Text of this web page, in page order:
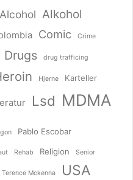
Alcohol Alkohol
Comic Crime
Drugs drug trafficing
Hjerne Karteller
Lsd MDMA
Pablo Escobar
Rehab Religion Senior
Terence Mckenna USA